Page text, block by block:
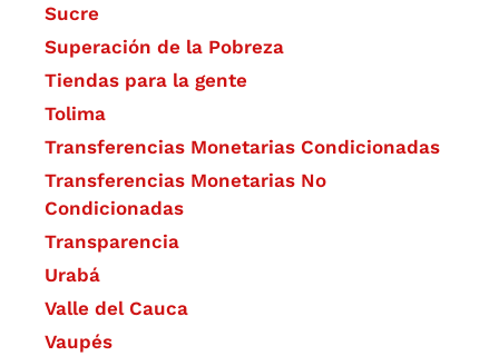
Sucre
Superación de la Pobreza
Tiendas para la gente
Tolima
Transferencias Monetarias Condicionadas
Transferencias Monetarias No
Condicionadas
Transparencia
Urabá
Valle del Cauca
Vaupés